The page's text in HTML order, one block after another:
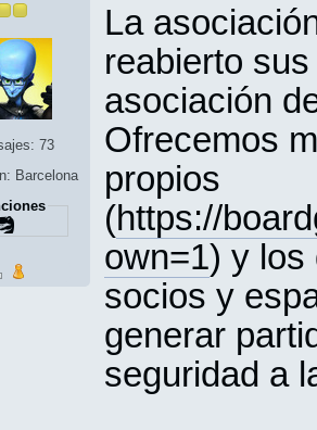
73
Barcelona
La
reabierto
asociación
Ofrecemos
propios
(https://
own=1) y los
socios y
generar
seguridad a